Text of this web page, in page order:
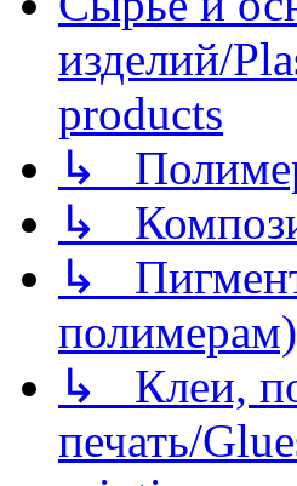
изделий/
products
↳
↳
↳
↳ Клеи,
печать/